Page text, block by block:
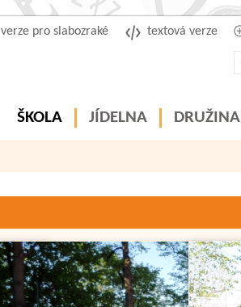
textová verze
verze pro slabozraké
ŠKOLA JÍDELNA DRUŽINA